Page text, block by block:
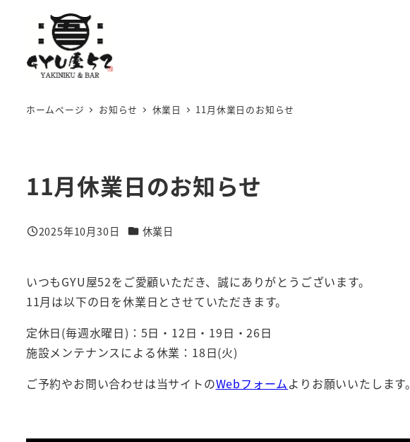
ホームページ お知らせ 休業日 11月休業日のお知らせ
11月休業日のお知らせ
投稿日
2025年10月30日 カテゴリー
休業日
いつもGYU屋52をご愛顧いただき、誠にありがとうございます。
11月は以下の日を休業日とさせていただきます。
定休日(毎週水曜日)：5日・12日・19日・26日
施設メンテナンスによる休業：18日(火)
ご予約やお問い合わせは当サイトのWebフォームよりお願いいたします。